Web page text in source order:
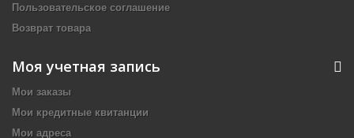
Пользовательское соглашение
Возврат товара
Моя учетная запись
Мои заказы
Мои кредитные квитанции
Мои адреса